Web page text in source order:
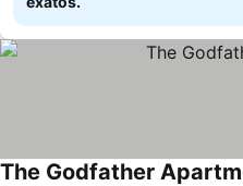
The Godfather